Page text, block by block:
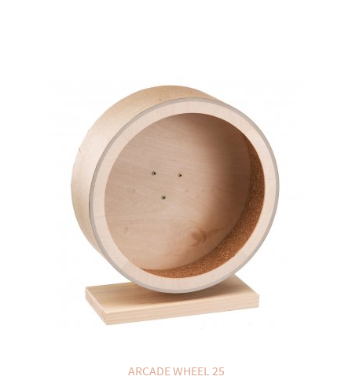
ARCADE WHEEL 25